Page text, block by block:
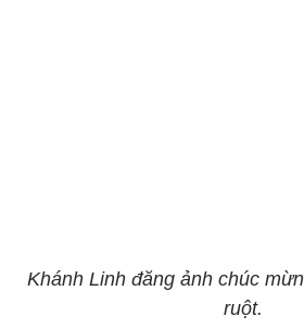
Khánh Linh đăng ảnh chúc
ruột.